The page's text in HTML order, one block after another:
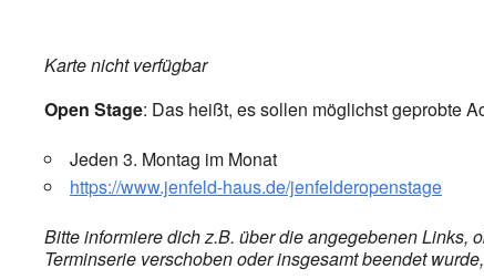
Karte nicht verfügbar
Open Stage: Das heißt, es sollen möglichst geprobte
Jeden 3. Montag im Monat
https://www.jenfeld-haus.de/jenfelderopenstage
Bitte informiere dich z.B. über die angegebenen Links,
Terminserie verschoben oder insgesamt beendet